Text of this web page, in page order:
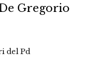
Gregorio
del Pd